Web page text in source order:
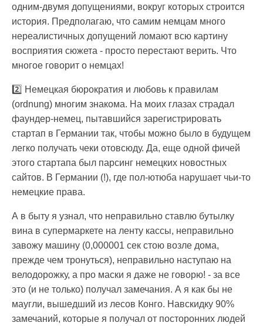
одним-двумя допущениями, вокруг которых строится
история. Предполагаю, что самим немцам много
нереалистичных допущений ломают всю картину
восприятия сюжета - просто перестают верить. Что
многое говорит о немцах!
2️⃣ Немецкая бюрократия и любовь к правилам
(ordnung) многим знакома. На моих глазах страдал
фаундер-немец, пытавшийся зарегистрировать
стартап в Германии так, чтобы можно было в будущем
легко получать чеки отовсюду. Да, еще одной фичей
этого стартапа был парсинг немецких новостных
сайтов. В Германии (!), где пол-ютюба нарушает чьи-то
немецкие права.
А в быту я узнал, что неправильно ставлю бутылку
вина в супермаркете на ленту кассы, неправильно
завожу машину (0,000001 сек стою возле дома,
прежде чем тронуться), неправильно наступаю на
велодорожку, а про маски я даже не говорю! - за все
это (и не только) получал замечания. А я как бы не
маугли, вышедший из лесов Конго. Навскидку 90%
замечаний, которые я получал от посторонних людей